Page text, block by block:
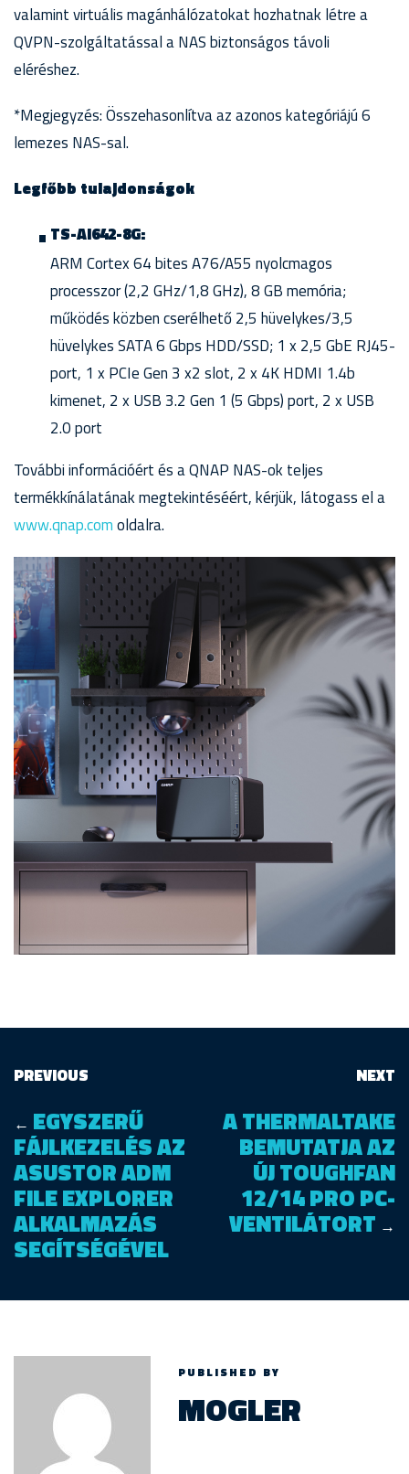
valamint virtuális magánhálózatokat hozhatnak létre a
QVPN-szolgáltatással a NAS biztonságos távoli
eléréshez.
*Megjegyzés: Összehasonlítva az azonos kategóriájú 6
lemezes NAS-sal.
Legfőbb tulajdonságok
TS-AI642-8G:
ARM Cortex 64 bites A76/A55 nyolcmagos
processzor (2,2 GHz/1,8 GHz), 8 GB memória;
működés közben cserélhető 2,5 hüvelykes/3,5
hüvelykes SATA 6 Gbps HDD/SSD; 1 x 2,5 GbE RJ45-
port, 1 x PCIe Gen 3 x2 slot, 2 x 4K HDMI 1.4b
kimenet, 2 x USB 3.2 Gen 1 (5 Gbps) port, 2 x USB
2.0 port
További információért és a QNAP NAS-ok teljes
termékkínálatának megtekintéséért, kérjük, látogass el a
www.qnap.comoldalra.
PREVIOUS
← EGYSZERŰ
FÁJLKEZELÉS AZ
ASUSTOR ADM
FILE EXPLORER
ALKALMAZÁS
SEGÍTSÉGÉVEL
NEXT
A THERMALTAKE
BEMUTATJA AZ
ÚJ TOUGHFAN
12/14 PRO PC-
VENTILÁTORT →
PUBLISHED BY
MOGLER